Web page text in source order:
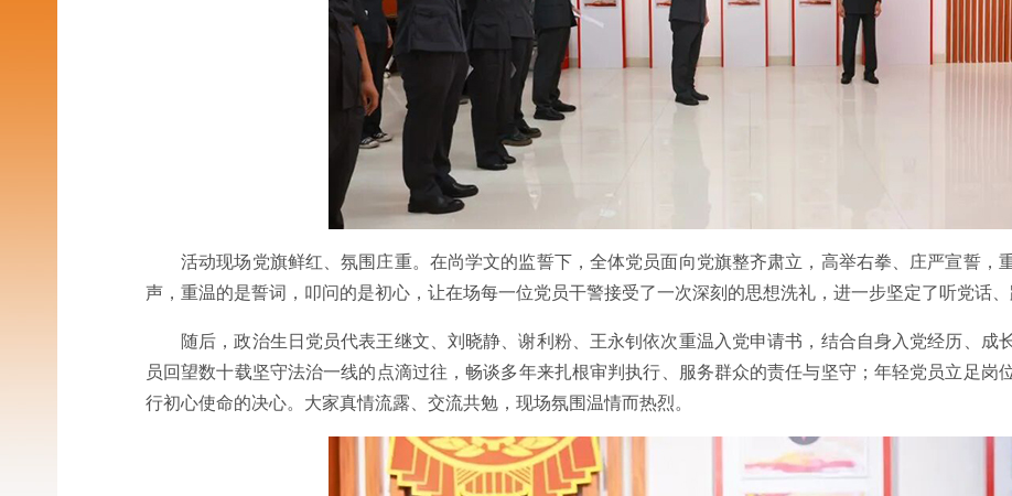
活动现场党旗鲜红、氛围庄重。在尚学文的监誓下，全体党员面向党旗整齐肃立，高举右拳、庄严宣誓，
声，重温的是誓词，叩问的是初心，让在场每一位党员干警接受了一次深刻的思想洗礼，进一步坚定了听党话、
随后，政治生日党员代表王继文、刘晓静、谢利粉、王永钊依次重温入党申请书，结合自身入党经历、成
员回望数十载坚守法治一线的点滴过往，畅谈多年来扎根审判执行、服务群众的责任与坚守；年轻党员立足岗
行初心使命的决心。大家真情流露、交流共勉，现场氛围温情而热烈。